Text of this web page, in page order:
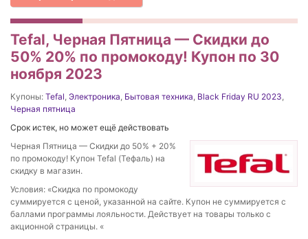
Tefal, Черная Пятница — Скидки до
50% 20% по промокоду! Купон по 30
ноября 2023
Купоны: Tefal, Электроника, Бытовая техника, Black Friday RU 2023,
Черная пятница
Срок истек, но может ещё действовать
Черная Пятница — Скидки до 50% + 20%
по промокоду! Купон Tefal (Тефаль) на
скидку в магазин.
Условия: «Скидка по промокоду
суммируется с ценой, указанной на сайте. Купон не суммируется с
баллами программы лояльности. Действует на товары только с
акционной страницы. «